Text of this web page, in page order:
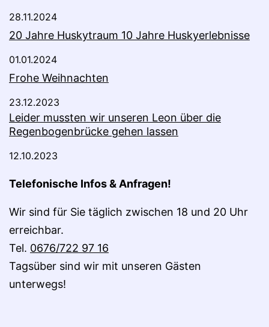
28.11.2024
20 Jahre Huskytraum 10 Jahre Huskyerlebnisse
01.01.2024
Frohe Weihnachten
23.12.2023
Leider mussten wir unseren Leon über die
Regenbogenbrücke gehen lassen
12.10.2023
Telefonische Infos & Anfragen!
Wir sind für Sie täglich zwischen 18 und 20 Uhr
erreichbar.
Tel. 0676/722 97 16
Tagsüber sind wir mit unseren Gästen
unterwegs!